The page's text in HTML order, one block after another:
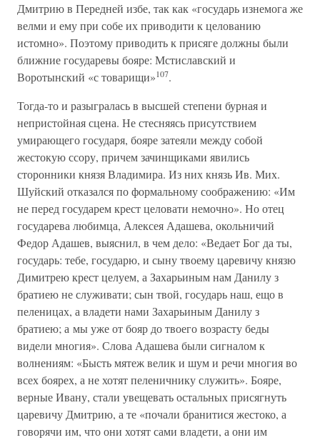
Дмитрию в Передней избе, так как «государь изнемога же
велми и ему при собе их приводити к целованию
истомно». Поэтому приводить к присяге должны были
ближние государевы бояре: Мстиславский и
Воротынский «с товарищи»107.
Тогда-то и разыгралась в высшей степени бурная и
непристойная сцена. Не стесняясь присутствием
умирающего государя, бояре затеяли между собой
жестокую ссору, причем зачинщиками явились
сторонники князя Владимира. Из них князь Ив. Мих.
Шуйский отказался по формальному соображению: «Им
не перед государем крест целовати немочно». Но отец
государева любимца, Алексея Адашева, окольничий
Федор Адашев, выяснил, в чем дело: «Ведает Бог да ты,
государь: тебе, государю, и сыну твоему царевичу князю
Димитрею крест целуем, а Захарьиным нам Данилу з
братиею не служивати; сын твой, государь наш, ещо в
пеленицах, а владети нами Захарьиным Данилу з
братиею; а мы уже от бояр до твоего возрасту беды
видели многия». Слова Адашева были сигналом к
волнениям: «Бысть мятеж велик и шум и речи многия во
всех боярех, а не хотят пеленичнику служить». Бояре,
верные Ивану, стали увещевать остальных присягнуть
царевичу Дмитрию, а те «почали бранитися жестоко, а
говорячи им, что они хотят сами владети, а они им